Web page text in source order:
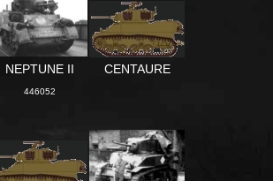
NEPTUNE II
446052
CENTAURE